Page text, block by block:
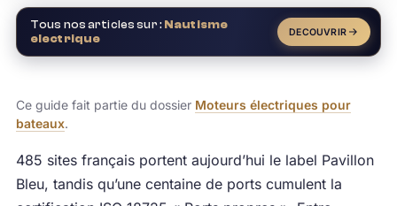
Tous nos articles sur : Nautisme
electrique
DECOUVRIR
Ce guide fait partie du dossier Moteurs électriques pour
bateaux.
485 sites français portent aujourd’hui le label Pavillon
Bleu, tandis qu’une centaine de ports cumulent la